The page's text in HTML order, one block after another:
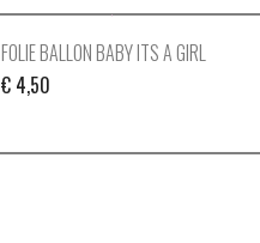
FOLIE BALLON BABY ITS A GIRL
€ 4,50